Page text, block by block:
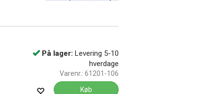
På lager: Levering 5-10
hverdage
Varenr.: 61201-106
Køb